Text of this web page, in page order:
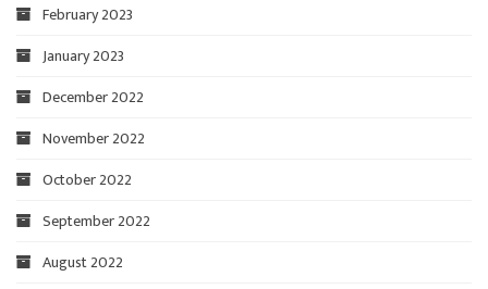
February 2023
January 2023
December 2022
November 2022
October 2022
September 2022
August 2022